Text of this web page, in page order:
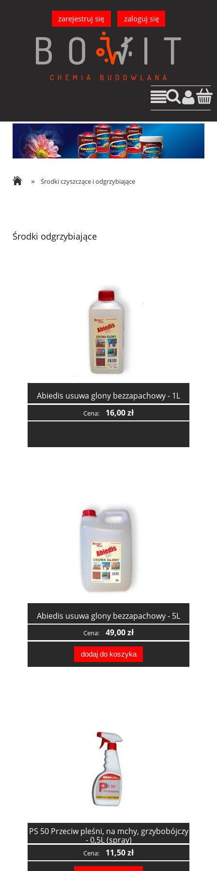
zarejestruj się zaloguj się
» Środki czyszczące i odgrzybiające
Środki odgrzybiające
Abiedis usuwa glony bezzapachowy - 1L
Cena: 16,00 zł
Abiedis usuwa glony bezzapachowy - 5L
Cena: 49,00 zł
dodaj do koszyka
PS 50 Przeciw pleśni, na mchy, grzybobójczy
- 0,5L (spray)
Cena: 11,50 zł